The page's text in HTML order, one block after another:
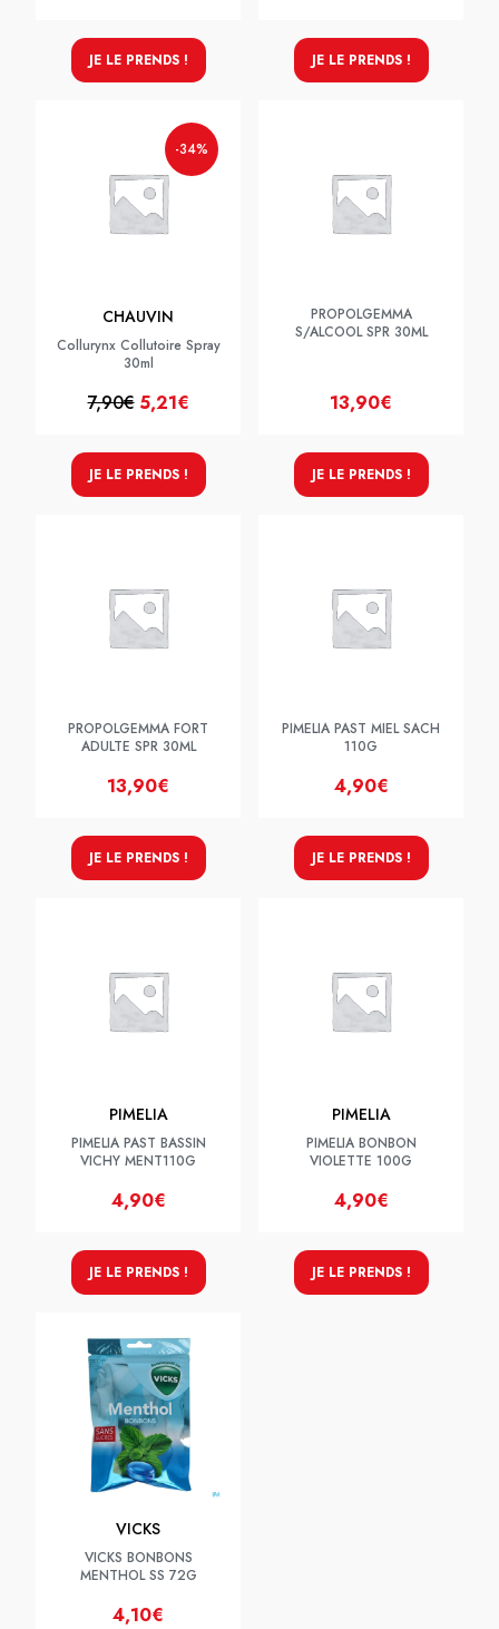
JE LE PRENDS ! JE LE PRENDS !
-34%
CHAUVIN
Collurynx Collutoire Spray
30ml
7,90€ 5,21€
JE LE PRENDS !
PROPOLGEMMA
S/ALCOOL SPR 30ML
13,90€
JE LE PRENDS !
PROPOLGEMMA FORT
ADULTE SPR 30ML
13,90€
JE LE PRENDS !
PIMELIA PAST MIEL SACH
110G
4,90€
JE LE PRENDS !
PIMELIA
PIMELIA PAST BASSIN
VICHY MENT110G
4,90€
JE LE PRENDS !
PIMELIA
PIMELIA BONBON
VIOLETTE 100G
4,90€
JE LE PRENDS !
VICKS
VICKS BONBONS
MENTHOL SS 72G
4,10€